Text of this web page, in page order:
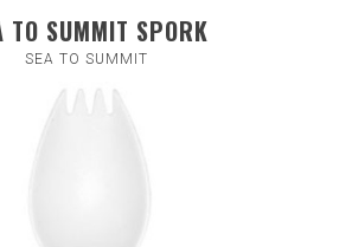
TO SUMMIT SPORK
SEA TO SUMMIT